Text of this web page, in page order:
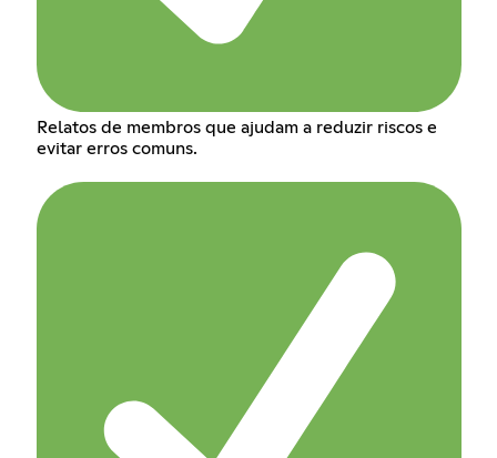
Relatos de membros que ajudam a reduzir riscos e
evitar erros comuns.